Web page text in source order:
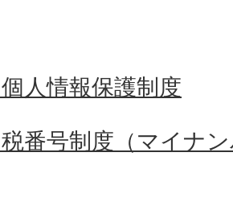
人情報保護制度
番号制度（マイナ